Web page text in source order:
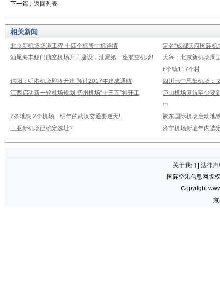
下一篇： 返回列表
相关新闻
北京新机场场道工程 十四个标段中标详情
定名“成都天府国际
汕尾海丰鲘门航空机场开工建设，汕尾第一座航空机场!
大兴：北京新机场周
6个镇117个村
信阳：明港机场即将开建 预计2017年建成通航
四川巴中恩阳机场：
江西启动新一轮机场规划 抚州机场“十三五”将开工
庐山机场复航至少要
中
7条地铁 2个机场 明年的武汉交通要逆天!
胶东国际机场启动地
三亚新机场已确定选址?
济宁机场新址年内选
关于我们
法律声
国际空港信息网版
Copyright